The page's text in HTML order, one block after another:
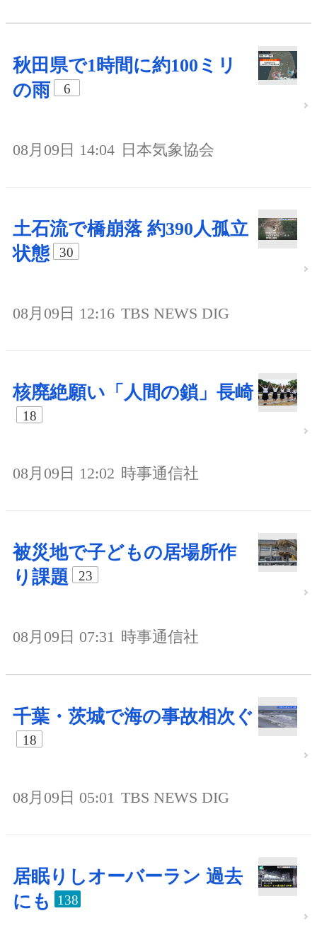
秋田県で1時間に約100ミリ
の雨
6
08月09日 14:04 日本気象協会
土石流で橋崩落 約390人孤立
状態
30
08月09日 12:16 TBS NEWS DIG
核廃絶願い「人間の鎖」長崎
18
08月09日 12:02 時事通信社
被災地で子どもの居場所作
り課題
23
08月09日 07:31 時事通信社
千葉・茨城で海の事故相次ぐ
18
08月09日 05:01 TBS NEWS DIG
居眠りしオーバーラン 過去
にも
138